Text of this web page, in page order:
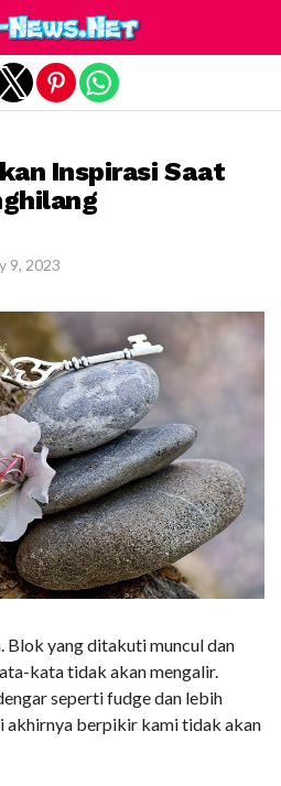
Inspirasi Saat
9, 2023
Blok yang ditakuti muncul dan
kata tidak akan mengalir.
seperti fudge dan lebih
akhirnya berpikir kami tidak akan
version